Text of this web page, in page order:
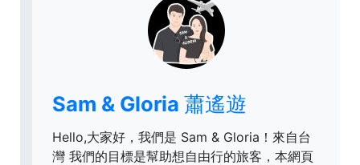
Sam & Gloria 蕭遙遊
Hello,大家好，我們是 Sam & Gloria！來自台
灣 我們的目標是幫助想自由行的旅客，本網頁